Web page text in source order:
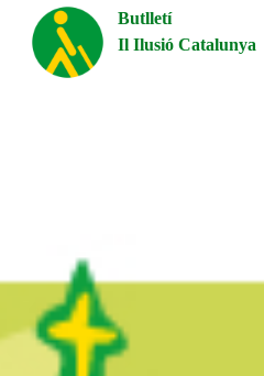
Butlletí
Il Ilusió Catalunya